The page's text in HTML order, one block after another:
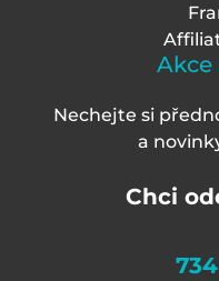
Akce
Nechejte si
a
Chci